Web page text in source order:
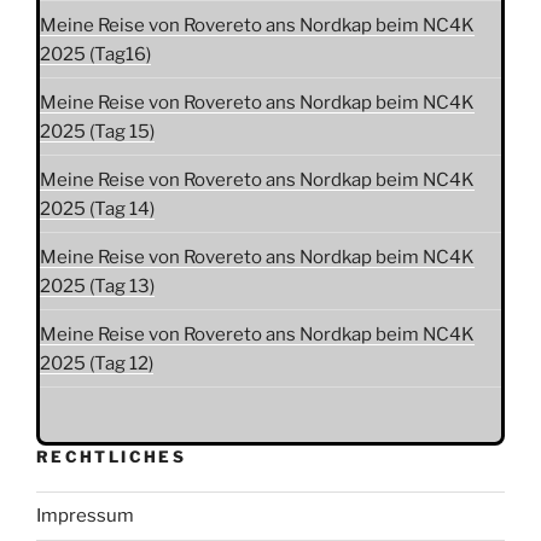
Meine Reise von Rovereto ans Nordkap beim NC4K
2025 (Tag16)
Meine Reise von Rovereto ans Nordkap beim NC4K
2025 (Tag 15)
Meine Reise von Rovereto ans Nordkap beim NC4K
2025 (Tag 14)
Meine Reise von Rovereto ans Nordkap beim NC4K
2025 (Tag 13)
Meine Reise von Rovereto ans Nordkap beim NC4K
2025 (Tag 12)
RECHTLICHES
Impressum